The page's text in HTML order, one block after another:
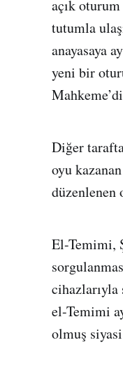
açık
tutumla
anayasaya
yeni bir
Diğer
oyu
El-Temimi,
cihazlarıyla
el-Temimi
olmuş